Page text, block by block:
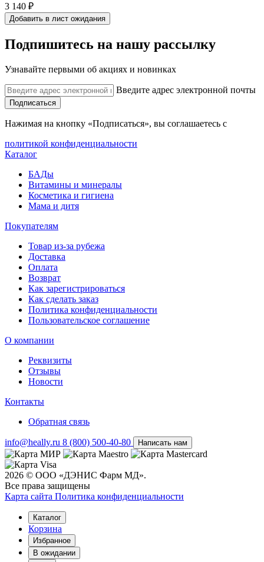
3 140 ₽
Добавить в лист ожидания
Подпишитесь на нашу рассылку
Узнавайте первыми об акциях и новинках
Введите адрес электронной почты
Подписаться
Нажимая на кнопку «Подписаться», вы соглашаетесь с
политикой конфиденциальности
Каталог
БАДы
Витамины и минералы
Косметика и гигиена
Мама и дитя
Покупателям
Товар из-за рубежа
Доставка
Оплата
Возврат
Как зарегистрироваться
Как сделать заказ
Политика конфиденциальности
Пользовательское соглашение
О компании
Реквизиты
Отзывы
Новости
Контакты
Обратная связь
info@heally.ru 8 (800) 500-40-80 Написать нам
2026 © ООО «ДЭНИС Фарм МД».
Все права защищены
Карта сайта Политика конфиден­циальности
Каталог
Корзина
Избранное
В ожидании